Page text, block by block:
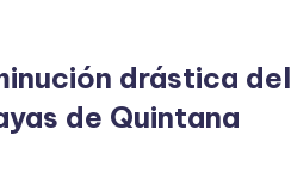
drástica del
de Quintana